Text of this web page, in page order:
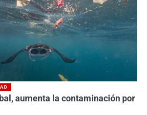
aumenta la contaminación por